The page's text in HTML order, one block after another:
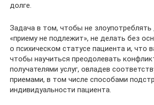
долге.
Задача в том, чтобы не злоупотреблять
«приему не подлежит», не делать без
о психическом статусе пациента и, что
чтобы научиться преодолевать
получателями услуг, овладев
приемами, в том числе способами
индивидуальности пациента.